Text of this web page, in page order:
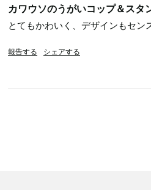
カワウソのうがいコップ＆スタ
とてもかわいく、デザインもセン
報告する シェアする